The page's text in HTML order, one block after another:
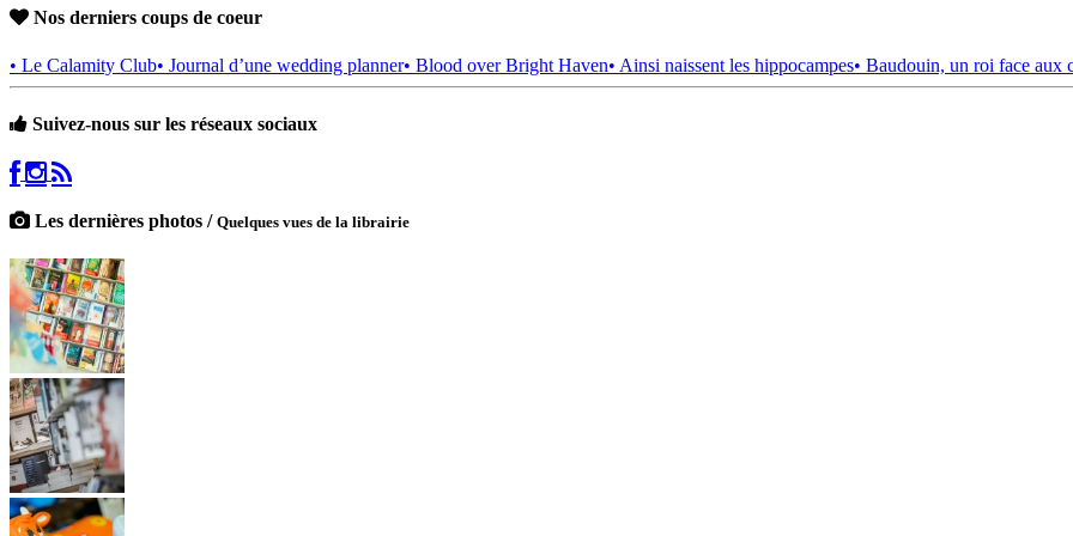
Nos derniers coups de coeur
• Le Calamity Club• Journal d’une wedding planner• Blood over Bright Haven• Ainsi naissent les hippocampes• Baudouin, un roi face aux
Suivez-nous sur les réseaux sociaux
Les dernières photos / Quelques vues de la librairie